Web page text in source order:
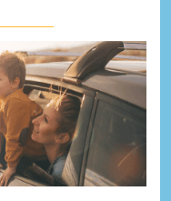
naših